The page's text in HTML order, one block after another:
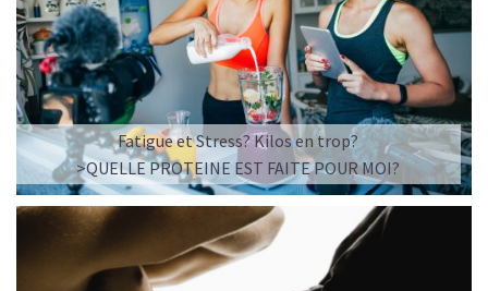
Fatigue et Stress? Kilos en trop?
>QUELLE PROTEINE EST FAITE POUR MOI?